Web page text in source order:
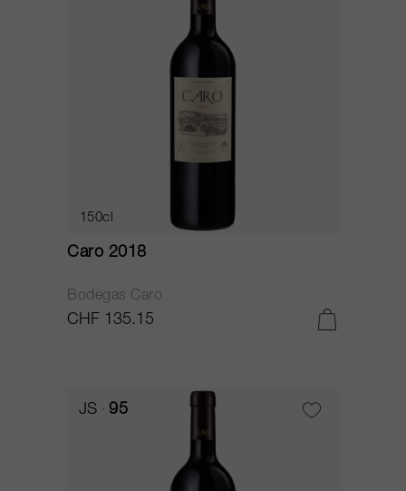
150cl
Caro 2018
Bodegas Caro
CHF 135.15
JS 95